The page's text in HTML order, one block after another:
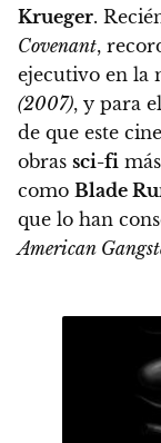
Krueger.
Covenant,
ejecutivo en la
(2007), y para
de que este
obras sci-fi
como Blade
que lo han
American